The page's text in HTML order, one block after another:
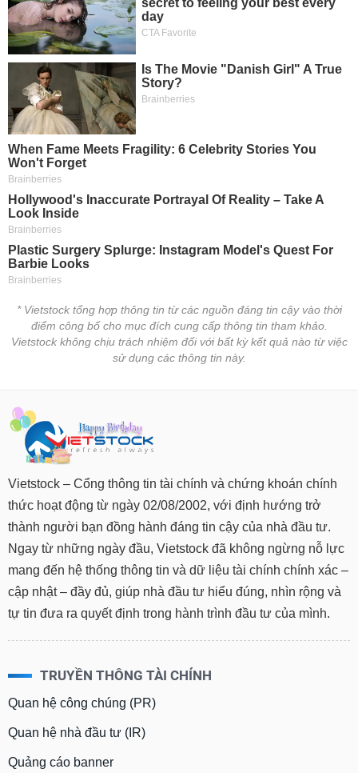
* Vietstock tổng hợp thông tin từ các nguồn đáng tin cậy vào thời
điểm công bố cho mục đích cung cấp thông tin tham khảo.
Vietstock không chịu trách nhiệm đối với bất kỳ kết quả nào từ việc
sử dụng các thông tin này.
Vietstock – Cổng thông tin tài chính và chứng khoán chính
thức hoạt động từ ngày 02/08/2002, với định hướng trở
thành người bạn đồng hành đáng tin cậy của nhà đầu tư.
Ngay từ những ngày đầu, Vietstock đã không ngừng nỗ lực
mang đến hệ thống thông tin và dữ liệu tài chính chính xác –
cập nhật – đầy đủ, giúp nhà đầu tư hiểu đúng, nhìn rộng và
tự tin đưa ra quyết định trong hành trình đầu tư của mình.
TRUYỀN THÔNG TÀI CHÍNH
Quan hệ công chúng (PR)
Quan hệ nhà đầu tư (IR)
Quảng cáo banner